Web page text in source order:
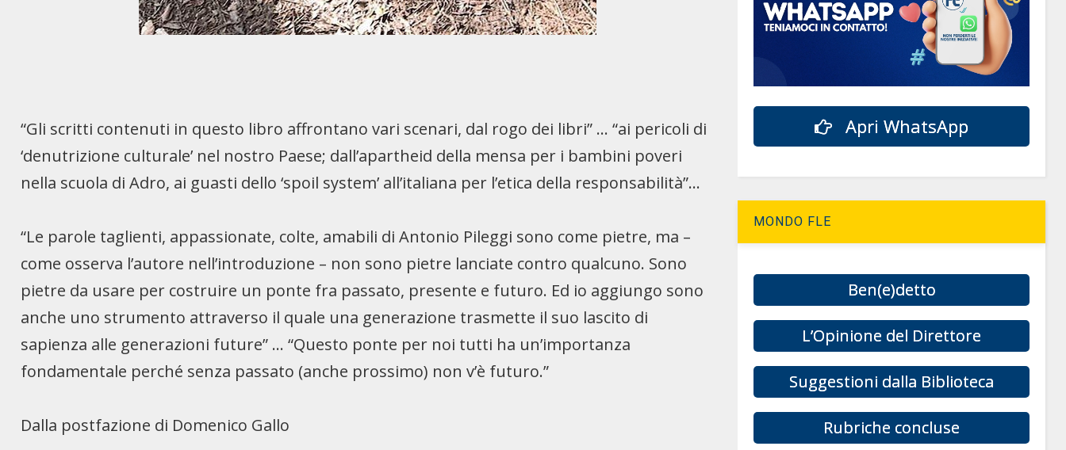
“Gli scritti contenuti in questo libro affrontano vari scenari, dal rogo dei libri” … “ai pericoli di
‘denutrizione culturale’ nel nostro Paese; dall’apartheid della mensa per i bambini poveri
nella scuola di Adro, ai guasti dello ‘spoil system’ all’italiana per l’etica della responsabilità”…
“Le parole taglienti, appassionate, colte, amabili di Antonio Pileggi sono come pietre, ma –
come osserva l’autore nell’introduzione – non sono pietre lanciate contro qualcuno. Sono
pietre da usare per costruire un ponte fra passato, presente e futuro. Ed io aggiungo sono
anche uno strumento attraverso il quale una generazione trasmette il suo lascito di
sapienza alle generazioni future” … “Questo ponte per noi tutti ha un’importanza
fondamentale perché senza passato (anche prossimo) non v’è futuro.”
Dalla postfazione di Domenico Gallo
Apri WhatsApp
MONDO FLE
Ben(e)detto
L’Opinione del Direttore
Suggestioni dalla Biblioteca
Rubriche concluse